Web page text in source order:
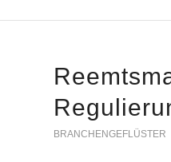
BRANCHENGEFLÜSTER